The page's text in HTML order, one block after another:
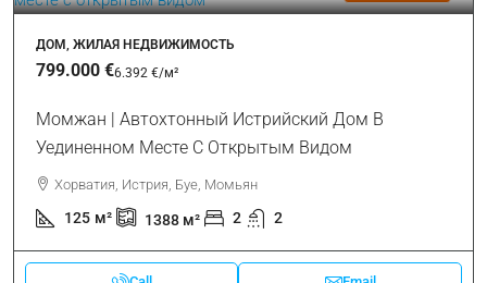
ДОМ, ЖИЛАЯ НЕДВИЖИМОСТЬ
799.000 €6.392 €/м²
Момжан | Автохтонный Истрийский Дом В
Уединенном Месте С Открытым Видом
Хорватия, Истрия, Буе, Момьян
125 м² 1388 м² 2 2